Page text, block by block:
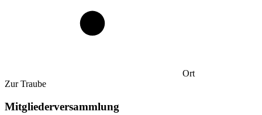
Ort
Zur Traube
Mitgliederversammlung